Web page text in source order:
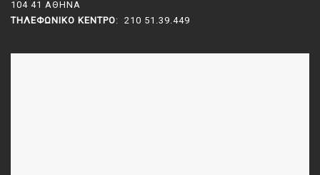
104 41 ΑΘΗΝΑ
ΤΗΛΕΦΩΝΙΚΌ ΚΈΝΤΡΟ: 210 51.39.449